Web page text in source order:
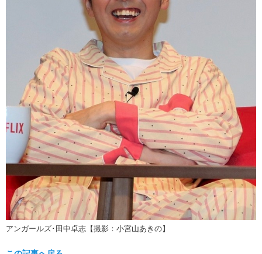
アンガールズ･田中卓志【撮影：小宮山あきの】